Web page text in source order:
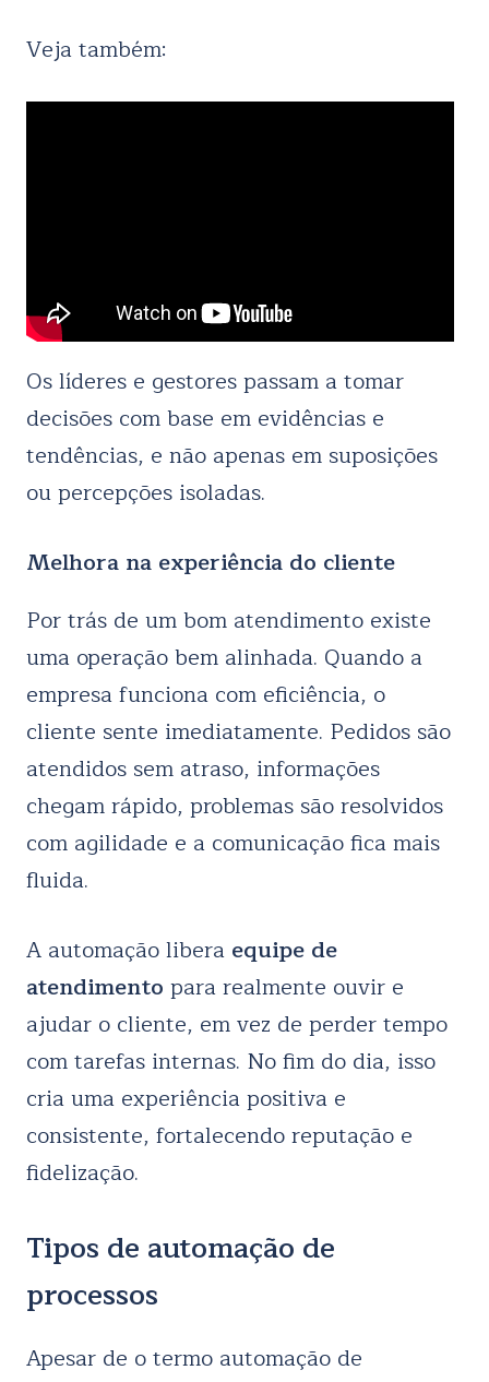
Veja também:
Os líderes e gestores passam a tomar
decisões com base em evidências e
tendências, e não apenas em suposições
ou percepções isoladas.
Melhora na experiência do cliente
Por trás de um bom atendimento existe
uma operação bem alinhada. Quando a
empresa funciona com eficiência, o
cliente sente imediatamente. Pedidos são
atendidos sem atraso, informações
chegam rápido, problemas são resolvidos
com agilidade e a comunicação fica mais
fluida.
A automação libera equipe de
atendimento para realmente ouvir e
ajudar o cliente, em vez de perder tempo
com tarefas internas. No fim do dia, isso
cria uma experiência positiva e
consistente, fortalecendo reputação e
fidelização.
Tipos de automação de
processos
Apesar de o termo automação de